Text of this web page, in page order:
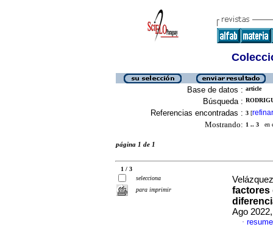
Base de datos : article
Búsqueda :
Referencias encontradas : 3 [refinar
Mostrando: 1 .. 3 en
página 1 de 1
1 / 3
selecciona
para imprimir
factores
Ago
·